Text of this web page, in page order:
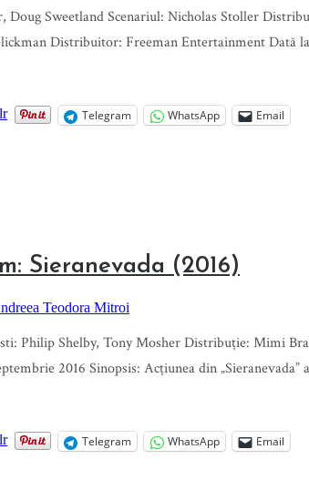
Doug Sweetland Scenariul: Nicholas Stoller
Distribuitor: Freeman Entertainment Dată
Telegram WhatsApp Email
Sieranevada (2016)
Teodora Mitroi
Philip Shelby, Tony Mosher Distribuție: Mimi
2016 Sinopsis: Acțiunea din „Sieranevada”
Telegram WhatsApp Email